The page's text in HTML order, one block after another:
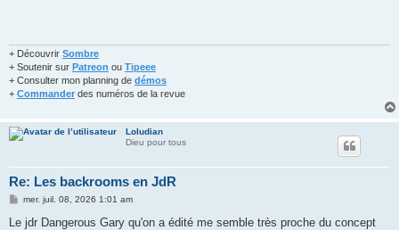
+ Découvrir Sombre
+ Soutenir sur Patreon ou Tipeee
+ Consulter mon planning de démos
+ Commander des numéros de la revue
Loludian
Dieu pour tous
Re: Les backrooms en JdR
M
s
mer. juil. 08, 2026 1:01 am
Le jdr Dangerous Gary qu'on a édité me semble très proche du concept